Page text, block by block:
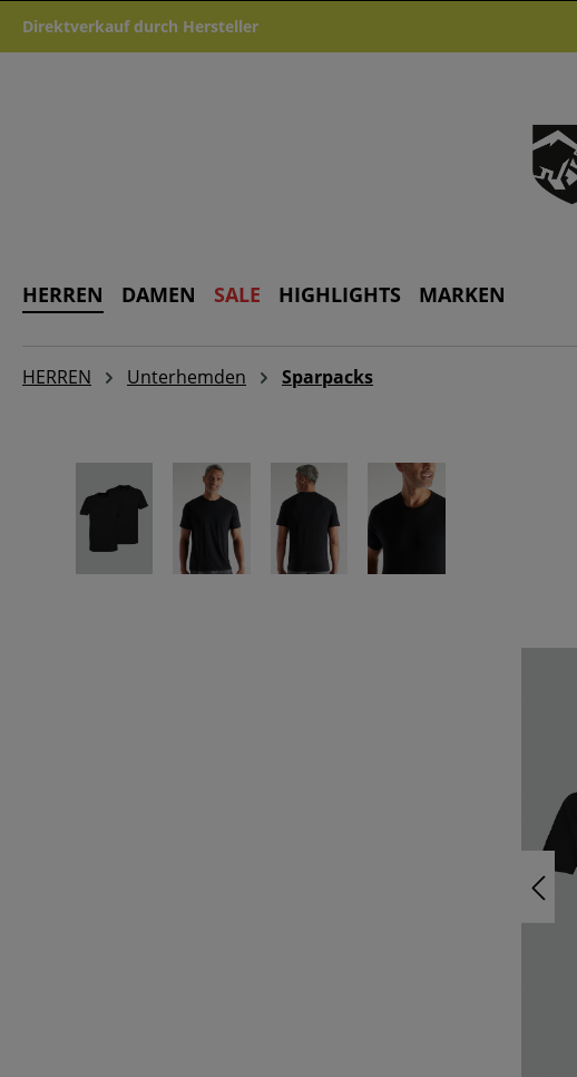
Hauptinhalt springen
Zur Suche springen
Zur Hauptnavigation springen
Direktverkauf durch Hersteller
HERREN DAMEN SALE HIGHLIGHTS MARKEN
HERREN Unterhemden Sparpacks